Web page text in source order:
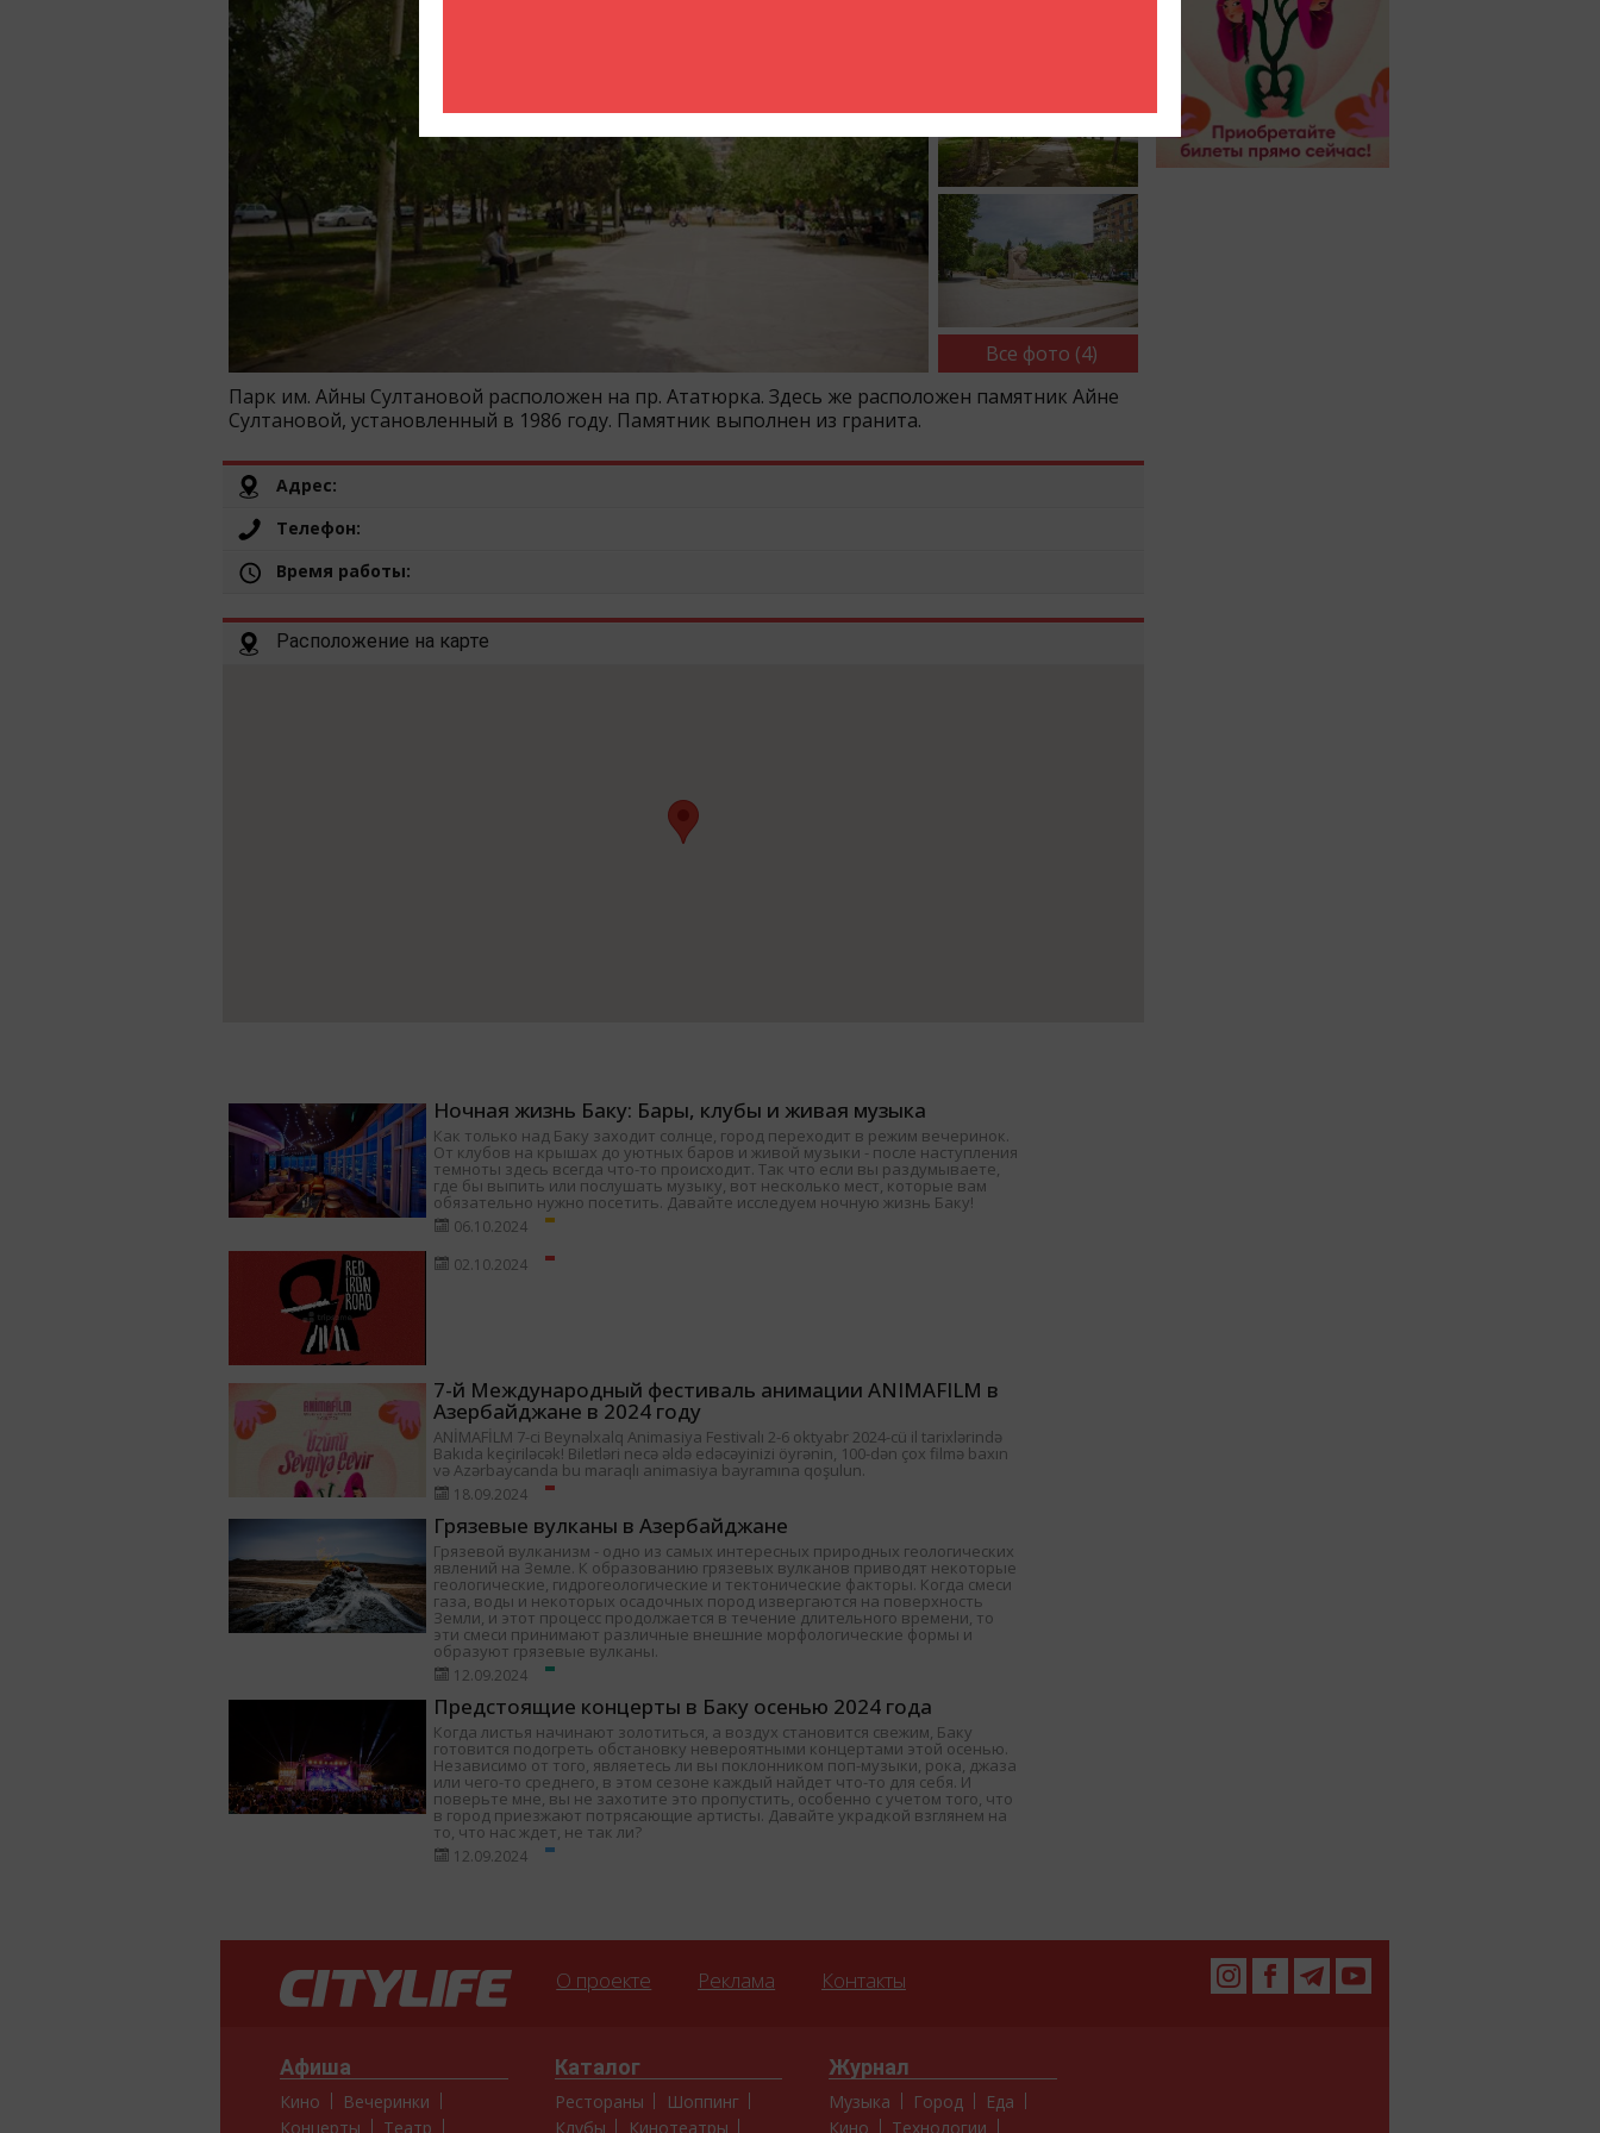
Все фото (4)
Парк им. Айны Султановой расположен на пр. Ататюрка. Здесь же расположен памятник Айне
Султановой, установленный в 1986 году. Памятник выполнен из гранита.
Адрес:
Телефон:
Время работы:
Расположение на карте
Ночная жизнь Баку: Бары, клубы и живая музыка
Как только над Баку заходит солнце, город переходит в режим вечеринок.
От клубов на крышах до уютных баров и живой музыки - после наступления
темноты здесь всегда что-то происходит. Так что если вы раздумываете,
где бы выпить или послушать музыку, вот несколько мест, которые вам
обязательно нужно посетить. Давайте исследуем ночную жизнь Баку!
06.10.2024
02.10.2024
7-й Международный фестиваль анимации ANIMAFILM в
Азербайджане в 2024 году
ANİMAFİLM 7-ci Beynəlxalq Animasiya Festivalı 2-6 oktyabr 2024-cü il tarixlərində
Bakıda keçiriləcək! Biletləri necə əldə edəcəyinizi öyrənin, 100-dən çox filmə baxın
və Azərbaycanda bu maraqlı animasiya bayramına qoşulun.
18.09.2024
Грязевые вулканы в Азербайджане
Грязевой вулканизм - одно из самых интересных природных геологических
явлений на Земле. К образованию грязевых вулканов приводят некоторые
геологические, гидрогеологические и тектонические факторы. Когда смеси
газа, воды и некоторых осадочных пород извергаются на поверхность
Земли, и этот процесс продолжается в течение длительного времени, то
эти смеси принимают различные внешние морфологические формы и
образуют грязевые вулканы.
12.09.2024
Предстоящие концерты в Баку осенью 2024 года
Когда листья начинают золотиться, а воздух становится свежим, Баку
готовится подогреть обстановку невероятными концертами этой осенью.
Независимо от того, являетесь ли вы поклонником поп-музыки, рока, джаза
или чего-то среднего, в этом сезоне каждый найдет что-то для себя. И
поверьте мне, вы не захотите это пропустить, особенно с учетом того, что
в город приезжают потрясающие артисты. Давайте украдкой взглянем на
то, что нас ждет, не так ли?
12.09.2024
О проекте Реклама Контакты
Афиша
Кино
Вечеринки
Концерты
Театр
Каталог
Рестораны
Шоппинг
Клубы
Кинотеатры
Журнал
Музыка Город
Еда
Кино
Технологии